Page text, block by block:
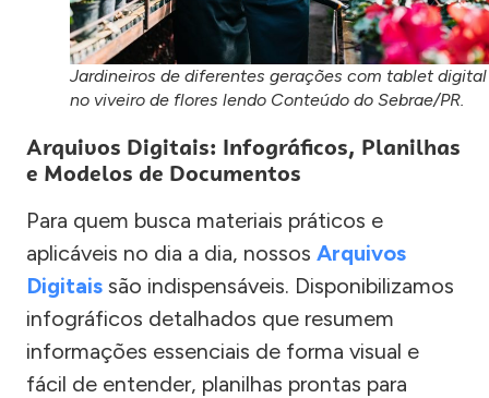
Jardineiros de diferentes gerações com tablet digital
no viveiro de flores lendo Conteúdo do Sebrae/PR.
Arquivos Digitais: Infográficos, Planilhas
e Modelos de Documentos
Para quem busca materiais práticos e
aplicáveis no dia a dia, nossos Arquivos
Digitais são indispensáveis. Disponibilizamos
infográficos detalhados que resumem
informações essenciais de forma visual e
fácil de entender, planilhas prontas para